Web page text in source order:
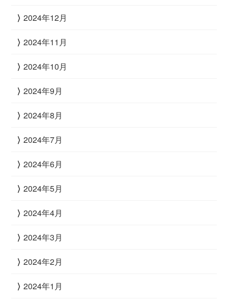
2024年12月
2024年11月
2024年10月
2024年9月
2024年8月
2024年7月
2024年6月
2024年5月
2024年4月
2024年3月
2024年2月
2024年1月